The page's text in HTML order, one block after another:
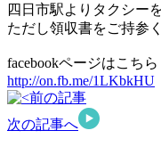
四日市駅よりタクシー
ただし領収書をご持参
facebookページはこちら
http://on.fb.me/1LKbkHU
前の記事
次の記事へ